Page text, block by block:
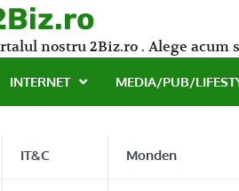
nostru 2Biz.ro . Alege
INTERNET
IT&C
MEDIA/PUB/
Monden
minune-